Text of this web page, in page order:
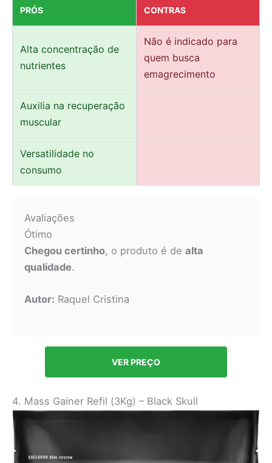
PRÓS CONTRAS
Alta concentração de
nutrientes
Não é indicado para
quem busca
emagrecimento
Auxilia na recuperação
muscular
Versatilidade no
consumo
Avaliações
Ótimo
Chegou certinho, o produto é de alta
qualidade.
Autor: Raquel Cristina
VER PREÇO
4. Mass Gainer Refil (3Kg) – Black Skull